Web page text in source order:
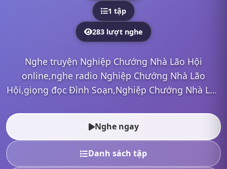
1 tập
283 lượt nghe
Nghe truyện Nghiệp Chướng Nhà Lão Hội
online,nghe radio Nghiệp Chướng Nhà Lão
Hội,giọng đọc Đình Soạn,Nghiệp Chướng Nhà Lão
Nghe ngay
Danh sách tập